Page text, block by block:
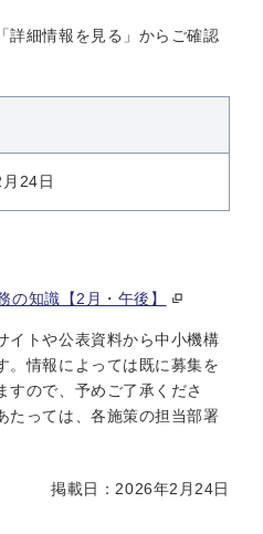
詳細情報を見る」からご確認
24日
の知識【2月・午後】
イトや公表資料から中小機構
。情報によっては既に募集を
すので、予めご了承くださ
たっては、各施策の担当部署
掲載日：2026年2月24日